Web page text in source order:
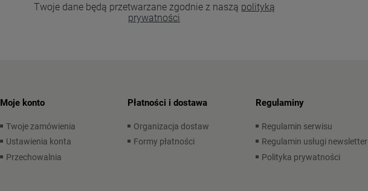
Twoje dane będą przetwarzane zgodnie z naszą polityką
prywatności
Moje konto
Twoje zamówienia
Ustawienia konta
Przechowalnia
Płatności i dostawa
Organizacja dostaw
Formy płatności
Regulaminy
Regulamin serwisu
Regulamin usługi newsletter
Polityka prywatności